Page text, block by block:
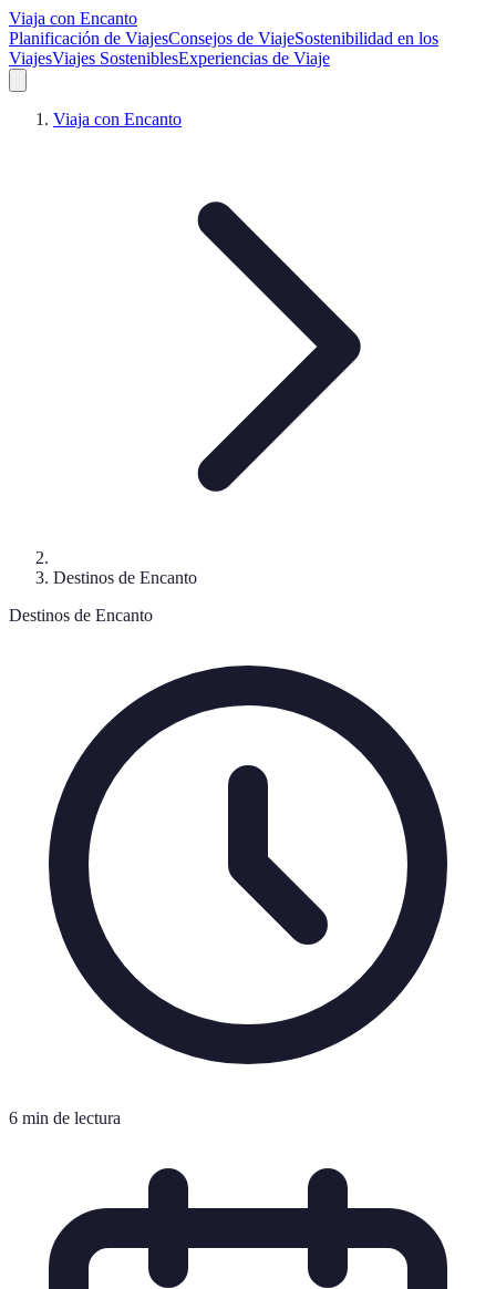
Viaja con Encanto
Planificación de ViajesConsejos de ViajeSostenibilidad en los
ViajesViajes SosteniblesExperiencias de Viaje
Viaja con Encanto
Destinos de Encanto
Destinos de Encanto
6 min de lectura